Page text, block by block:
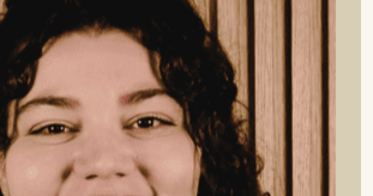
FORMACIÓN